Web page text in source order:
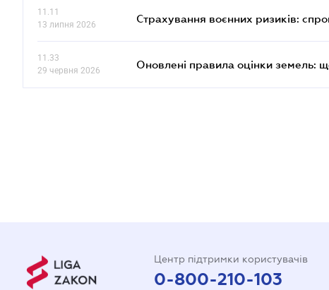
11.11
13 липня 2026
Страхування воєнних ризиків:
11.33
29 червня 2026
Оновлені правила оцінки земель:
Центр підтримки користувачів
0-800-210-103